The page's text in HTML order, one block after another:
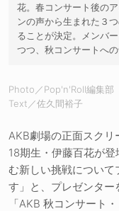
花。春コンサート後の
ンの声から生まれた３
ることが決定。メンバ
つつ、秋コンサートへの
Photo／Pop'n'Roll編集部
Text／佐久間裕子
AKB劇場の正面スク
18期生・伊藤百花が
む新しい挑戦について
す」と、プレゼンタ
「AKB 秋コンサート